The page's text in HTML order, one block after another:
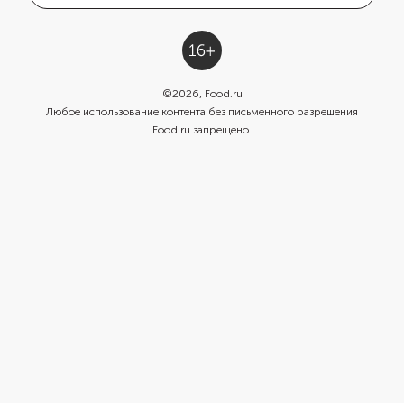
©2026, Food.ru
Любое использование контента без письменного разрешения
Food.ru запрещено.